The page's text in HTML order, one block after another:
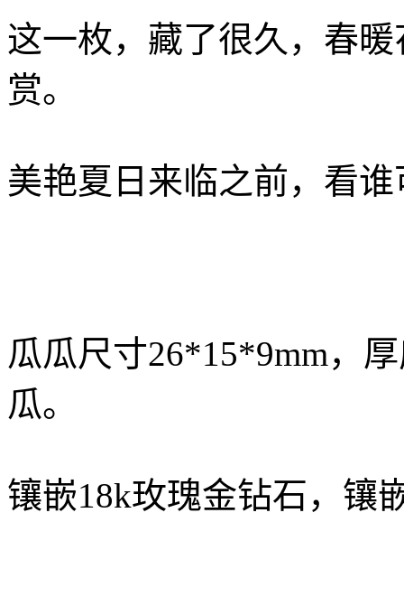
这一枚，藏了很久，春
赏。
美艳夏日来临之前，看
瓜瓜尺寸26*15*9mm，
瓜。
镶嵌18k玫瑰金钻石，镶